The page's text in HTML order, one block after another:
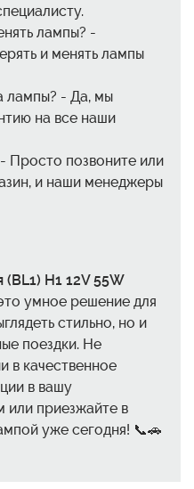
лампы? -
и менять лампы
лампы? - Да, мы
на все наши
- Просто позвоните или
и наши менеджеры
H1 12V 55W
умное решение для
стильно, но и
поездки. Не
в качественное
в вашу
или приезжайте в
уже сегодня! 📞🚗